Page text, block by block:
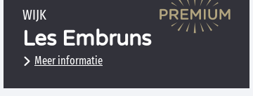
WIJK
Les Embruns
Meer informatie